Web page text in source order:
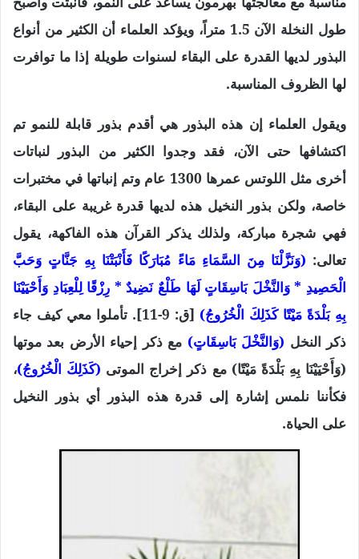
طول النخلة الآن 1.5 متراً، ويؤكد العلماء أن الكثير من أنواع
البذور لديها القدرة على البقاء لسنوات طويلة إذا ما توافرت
لها الظروف المناسبة.
ويقول العلماء إن هذه البذور هي أقدم بذور قابلة للنمو تم
اكتشافها حتى الآن، فقد وجدوا الكثير من البذور لنباتات
أخرى مثل اللوتس عمرها 1300 عام وتم إنباتها في مختبرات
خاصة، ولكن بذور النخيل هذه لديها قدرة غريبة على البقاء،
فهي شجرة مباركة، ولذلك يذكر القرآن هذه الفاكهة، يقول
تعالى: (وَنَزَّلْنَا مِنَ السَّمَاءِ مَاءً مُبَارَكًا فَأَنْبَتْنَا بِهِ جَنَّاتٍ وَحَبَّ
الْحَصِيدِ * وَالنَّخْلَ بَاسِقَاتٍ لَهَا طَلْعٌ نَضِيدٌ * رِزْقًا لِلْعِبَادِ وَأَحْيَيْنَا
بِهِ بَلْدَةً مَيْتًا كَذَلِكَ الْخُرُوجُ)
[ق: 9-11]. تأملوا معي كيف جاء
ذكر النخل (وَالنَّخْلَ بَاسِقَاتٍ) مع ذكر إحياء الأرض بعد موتها
(وَأَحْيَيْنَا بِهِ بَلْدَةً مَيْتًا) مع ذكر إخراج الموتى (كَذَلِكَ الْخُرُوجُ)،
فكأننا نلمس إشارة إلى قدرة هذه البذور أي بذور النخيل
على الحياة.